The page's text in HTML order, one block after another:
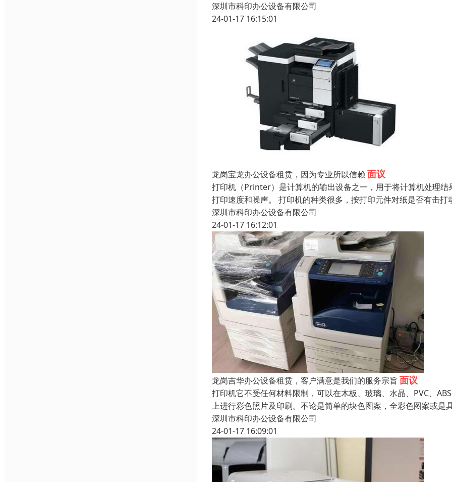
深圳市科印办公设备有限公司
24-01-17 16:15:01
龙岗宝龙办公设备租赁，因为专业所以信赖 面议
打印机（Printer）是计算机的输出设备之一，用于将计算机处理
打印速度和噪声。 打印机的种类很多，按打印元件对纸是否有击
深圳市科印办公设备有限公司
24-01-17 16:12:01
龙岗吉华办公设备租赁，客户满意是我们的服务宗旨 面议
打印机它不受任何材料限制，可以在木板、玻璃、水晶、PVC、
上进行彩色照片及印刷。不论是简单的块色图案，全彩色图案或
深圳市科印办公设备有限公司
24-01-17 16:09:01